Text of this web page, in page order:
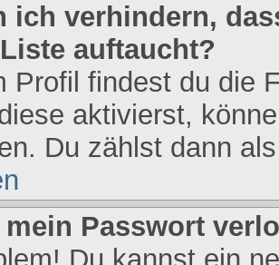
ich verhindern,
auftaucht?
Profil findest du die
aktivierst,
Du zählst dann
mein Passwort